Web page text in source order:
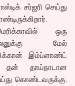
சர்ஜரி செய்து
ஒரு
மேல்
இம்ப்ளாண்ட்
தன் தாய்நாடான
கொண்டவருக்கு.